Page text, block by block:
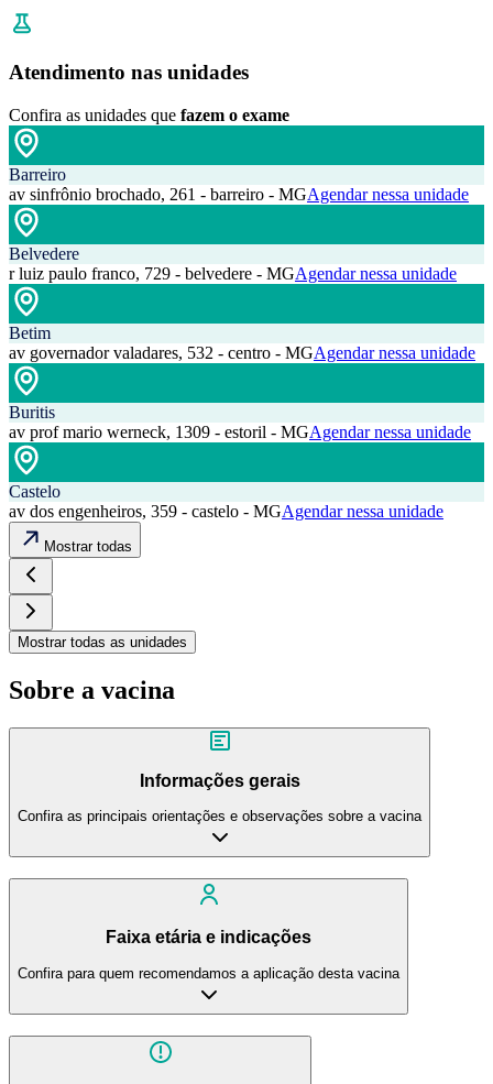
Atendimento nas unidades
Confira as unidades que fazem o exame
Barreiro
av sinfrônio brochado, 261 - barreiro - MGAgendar nessa unidade
Belvedere
r luiz paulo franco, 729 - belvedere - MGAgendar nessa unidade
Betim
av governador valadares, 532 - centro - MGAgendar nessa unidade
Buritis
av prof mario werneck, 1309 - estoril - MGAgendar nessa unidade
Castelo
av dos engenheiros, 359 - castelo - MGAgendar nessa unidade
Mostrar todas
Mostrar todas as unidades
Sobre a vacina
Informações gerais
Confira as principais orientações e observações sobre a vacina
Faixa etária e indicações
Confira para quem recomendamos a aplicação desta vacina